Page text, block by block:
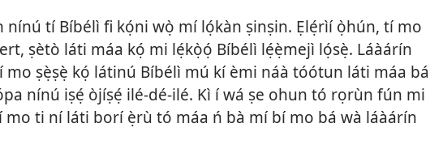
nínú tí Bíbélì fi kọ́ni wọ̀ mí lọ́kàn ṣinṣin. Ẹlẹ́rìí ọ̀hún, tí mo
ṣètò láti máa kọ́ mi lẹ́kọ̀ọ́ Bíbélì lẹ́ẹ̀mejì lọ́sẹ̀. Láàárín
mo ṣẹ̀ṣẹ̀ kọ́ látinú Bíbélì mú kí èmi náà tóótun láti máa bá
nínú iṣẹ́ òjíṣẹ́ ilé-dé-ilé. Kì í wá ṣe ohun tó rọrùn fún mi
mo ti ní láti borí ẹ̀rù tó máa ń bà mí bí mo bá wà láàárín